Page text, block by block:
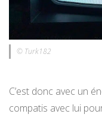
© Turk182
C’est donc avec un
compatis avec lui